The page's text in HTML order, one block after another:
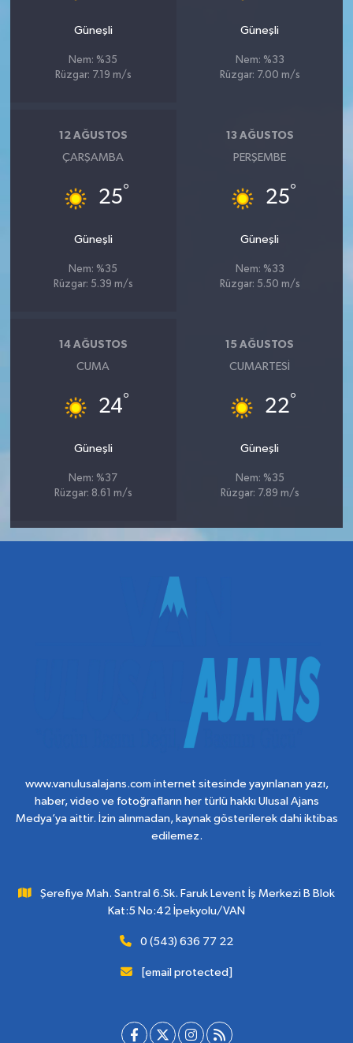
Güneşli
Nem: %35
Rüzgar: 7.19 m/s
Güneşli
Nem: %33
Rüzgar: 7.00 m/s
12 AĞUSTOS
ÇARŞAMBA
25°
Güneşli
Nem: %35
Rüzgar: 5.39 m/s
13 AĞUSTOS
PERŞEMBE
25°
Güneşli
Nem: %33
Rüzgar: 5.50 m/s
14 AĞUSTOS
CUMA
24°
Güneşli
Nem: %37
Rüzgar: 8.61 m/s
15 AĞUSTOS
CUMARTESI
22°
Güneşli
Nem: %35
Rüzgar: 7.89 m/s
www.vanulusalajans.com internet sitesinde yayınlanan yazı,
haber, video ve fotoğrafların her türlü hakkı Ulusal Ajans
Medya’ya aittir. İzin alınmadan, kaynak gösterilerek dahi iktibas
edilemez.
Şerefiye Mah. Santral 6.Sk. Faruk Levent İş Merkezi B Blok
Kat:5 No:42 İpekyolu/VAN
0 (543) 636 77 22
[email protected]